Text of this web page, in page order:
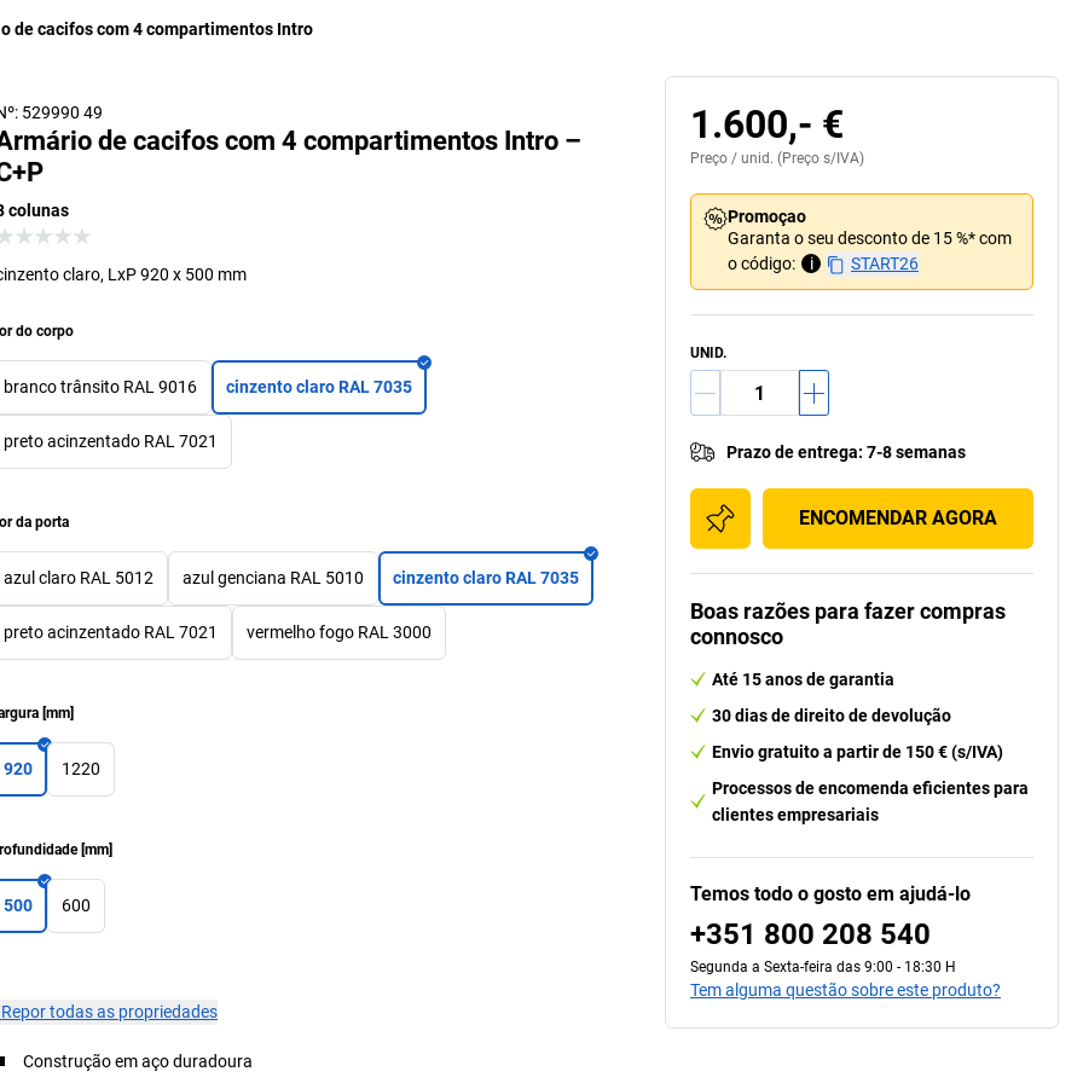
de cacifos com 4 compartimentos Intro
529990 49
de cacifos com 4 compartimentos Intro –
colunas
claro, LxP 920 x 500 mm
do corpo
branco trânsito RAL 9016 cinzento claro RAL 7035
preto acinzentado RAL 7021
da porta
azul claro RAL 5012 azul genciana RAL 5010 cinzento claro RAL 7035
preto acinzentado RAL 7021 vermelho fogo RAL 3000
[mm]
920 1220
[mm]
500 600
Repor todas as propriedades
Construção em aço duradoura
1.600,- €
Preço / unid. (Preço s/IVA)
Promoçao
Garanta o seu desconto de 15 %* com
o código:
i START26
UNID.
Prazo de entrega: 7-8 semanas
ENCOMENDAR AGORA
Boas razões para fazer compras
connosco
Até 15 anos de garantia
30 dias de direito de devolução
Envio gratuito a partir de 150 € (s/IVA)
Processos de encomenda eficientes para
clientes empresariais
Temos todo o gosto em ajudá-lo
+351 800 208 540
Segunda a Sexta-feira das 9:00 - 18:30 H
Tem alguma questão sobre este produto?